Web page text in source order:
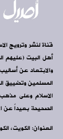
قناة لنشر وترويج
أهل البيت (عليهم
والابتعاد عن
المسلمين وتضييق
الاسلام وعلى مذهب
الصحيحة بعيداً عن
العنوان: الكويت،